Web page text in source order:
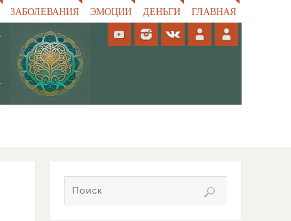
ЗАБОЛЕВАНИЯ ЭМОЦИИ ДЕНЬГИ ГЛАВНАЯ